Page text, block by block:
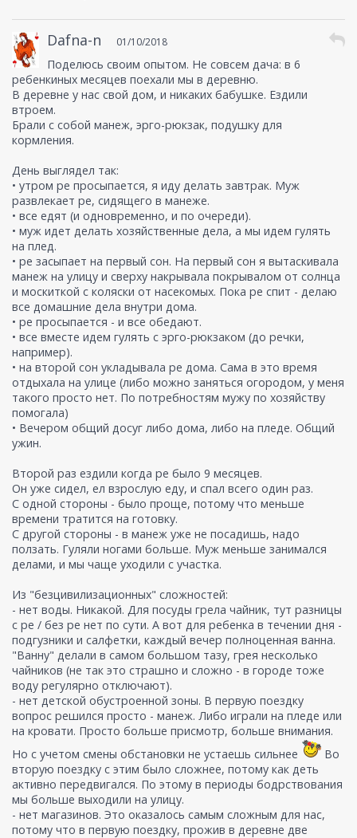
Dafna-n 01/10/2018
Поделюсь своим опытом. Не совсем дача: в 6
ребенкиных месяцев поехали мы в деревню.
В деревне у нас свой дом, и никаких бабушке. Ездили
втроем.
Брали с собой манеж, эрго-рюкзак, подушку для
кормления.
День выглядел так:
• утром ре просыпается, я иду делать завтрак. Муж
развлекает ре, сидящего в манеже.
• все едят (и одновременно, и по очереди).
• муж идет делать хозяйственные дела, а мы идем гулять
на плед.
• ре засыпает на первый сон. На первый сон я вытаскивала
манеж на улицу и сверху накрывала покрывалом от солнца
и москиткой с коляски от насекомых. Пока ре спит - делаю
все домашние дела внутри дома.
• ре просыпается - и все обедают.
• все вместе идем гулять с эрго-рюкзаком (до речки,
например).
• на второй сон укладывала ре дома. Сама в это время
отдыхала на улице (либо можно заняться огородом, у меня
такого просто нет. По потребностям мужу по хозяйству
помогала)
• Вечером общий досуг либо дома, либо на пледе. Общий
ужин.
Второй раз ездили когда ре было 9 месяцев.
Он уже сидел, ел взрослую еду, и спал всего один раз.
С одной стороны - было проще, потому что меньше
времени тратится на готовку.
С другой стороны - в манеж уже не посадишь, надо
ползать. Гуляли ногами больше. Муж меньше занимался
делами, и мы чаще уходили с участка.
Из "безцивилизационных" сложностей:
- нет воды. Никакой. Для посуды грела чайник, тут разницы
с ре / без ре нет по сути. А вот для ребенка в течении дня -
подгузники и салфетки, каждый вечер полноценная ванна.
"Ванну" делали в самом большом тазу, грея несколько
чайников (не так это страшно и сложно - в городе тоже
воду регулярно отключают).
- нет детской обустроенной зоны. В первую поездку
вопрос решился просто - манеж. Либо играли на пледе или
на кровати. Просто больше присмотр, больше внимания.
Но с учетом смены обстановки не устаешь сильнее
Во
вторую поездку с этим было сложнее, потому как деть
активно передвигался. По этому в периоды бодрствования
мы больше выходили на улицу.
- нет магазинов. Это оказалось самым сложным для нас,
потому что в первую поездку, прожив в деревне две